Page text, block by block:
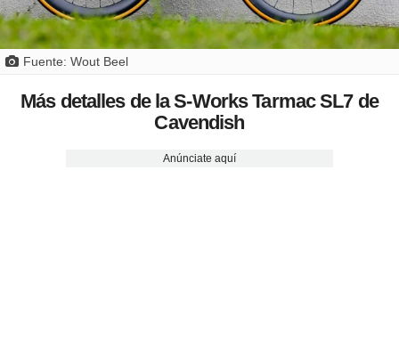
Fuente: Wout Beel
Más detalles de la S-Works Tarmac SL7 de
Cavendish
Anúnciate aquí